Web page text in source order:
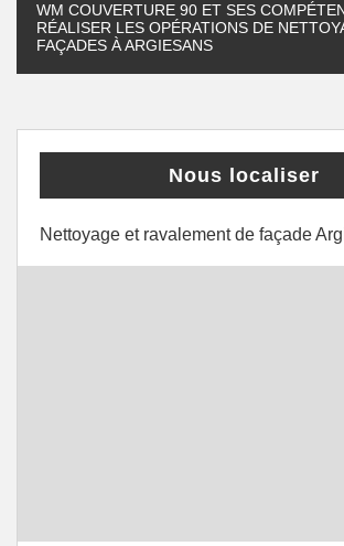
WM COUVERTURE 90 ET SES
RÉALISER LES OPÉRATIONS DE
FAÇADES À ARGIESANS
Nous localiser
Nettoyage et ravalement de façade